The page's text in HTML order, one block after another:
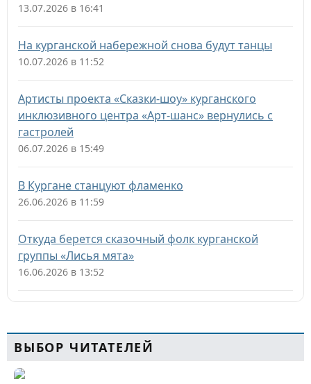
13.07.2026 в 16:41
На курганской набережной снова будут танцы
10.07.2026 в 11:52
Артисты проекта «Сказки-шоу» курганского
инклюзивного центра «Арт-шанс» вернулись с
гастролей
06.07.2026 в 15:49
В Кургане станцуют фламенко
26.06.2026 в 11:59
Откуда берется сказочный фолк курганской
группы «Лисья мята»
16.06.2026 в 13:52
ВЫБОР ЧИТАТЕЛЕЙ